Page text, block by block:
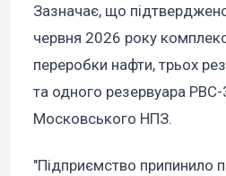
Зазначає, що
червня 2026 року
переробки нафти, трьох
та одного резервуара РВС-
Московського НПЗ.
"Підприємство припинило